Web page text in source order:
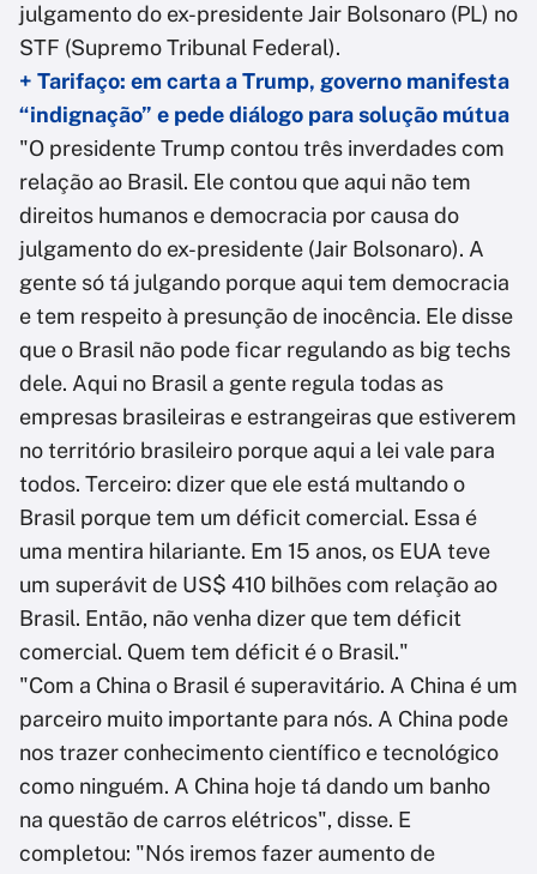
julgamento do ex-presidente Jair Bolsonaro (PL) no
STF (Supremo Tribunal Federal).
+ Tarifaço: em carta a Trump, governo manifesta
“indignação” e pede diálogo para solução mútua
"O presidente Trump contou três inverdades com
relação ao Brasil. Ele contou que aqui não tem
direitos humanos e democracia por causa do
julgamento do ex-presidente (Jair Bolsonaro). A
gente só tá julgando porque aqui tem democracia
e tem respeito à presunção de inocência. Ele disse
que o Brasil não pode ficar regulando as big techs
dele. Aqui no Brasil a gente regula todas as
empresas brasileiras e estrangeiras que estiverem
no território brasileiro porque aqui a lei vale para
todos. Terceiro: dizer que ele está multando o
Brasil porque tem um déficit comercial. Essa é
uma mentira hilariante. Em 15 anos, os EUA teve
um superávit de US$ 410 bilhões com relação ao
Brasil. Então, não venha dizer que tem déficit
comercial. Quem tem déficit é o Brasil."
"Com a China o Brasil é superavitário. A China é um
parceiro muito importante para nós. A China pode
nos trazer conhecimento científico e tecnológico
como ninguém. A China hoje tá dando um banho
na questão de carros elétricos", disse. E
completou: "Nós iremos fazer aumento de